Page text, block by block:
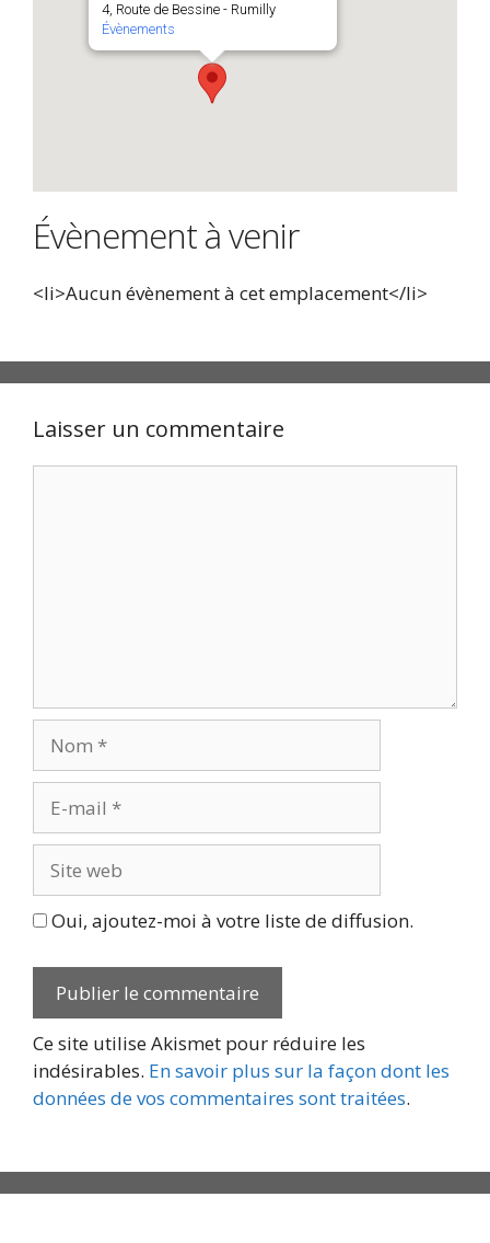
4, Route de Bessine - Rumilly
Évènements
Évènement à venir
<li>Aucun évènement à cet emplacement</li>
Laisser un commentaire
mail
web
Oui, ajoutez-moi à votre liste de diffusion.
Ce site utilise Akismet pour réduire les
indésirables. En savoir plus sur la façon dont les
données de vos commentaires sont traitées.